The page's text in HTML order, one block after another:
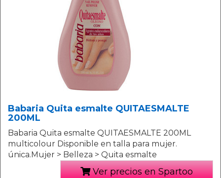
Babaria Quita esmalte QUITAESMALTE
200ML
Babaria Quita esmalte QUITAESMALTE 200ML
multicolour Disponible en talla para mujer.
única.Mujer > Belleza > Quita esmalte
Ver precios en Spartoo